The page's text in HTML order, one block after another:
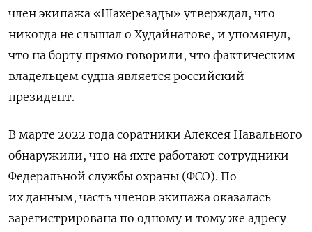
член экипажа «Шахерезады» утверждал, что
никогда не слышал о Худайнатове, и упомянул,
что на борту прямо говорили, что фактическим
владельцем судна является российский
президент.
В марте 2022 года соратники Алексея Навального
обнаружили, что на яхте работают сотрудники
Федеральной службы охраны (ФСО). По
их данным, часть членов экипажа оказалась
зарегистрирована по одному и тому же адресу